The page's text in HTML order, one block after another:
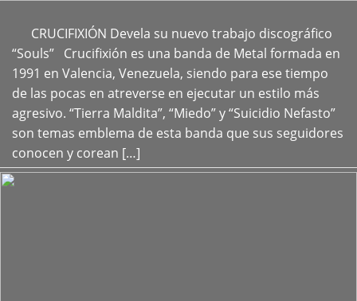
CRUCIFIXIÓN Devela su nuevo trabajo discográfico
“Souls” Crucifixión es una banda de Metal formada en
1991 en Valencia, Venezuela, siendo para ese tiempo
de las pocas en atreverse en ejecutar un estilo más
agresivo. “Tierra Maldita”, “Miedo” y “Suicidio Nefasto”
son temas emblema de esta banda que sus seguidores
conocen y corean […]
+